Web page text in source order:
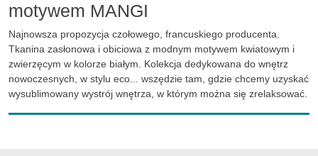
motywem MANGI
Najnowsza propozycja czołowego, francuskiego producenta.
Tkanina zasłonowa i obiciowa z modnym motywem kwiatowym i
zwierzęcym w kolorze białym. Kolekcja dedykowana do wnętrz
nowoczesnych, w stylu eco... wszędzie tam, gdzie chcemy uzyskać
wysublimowany wystrój wnętrza, w którym można się zrelaksować.